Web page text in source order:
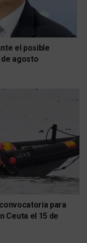
el posible
agosto
para
Ceuta el 15 de